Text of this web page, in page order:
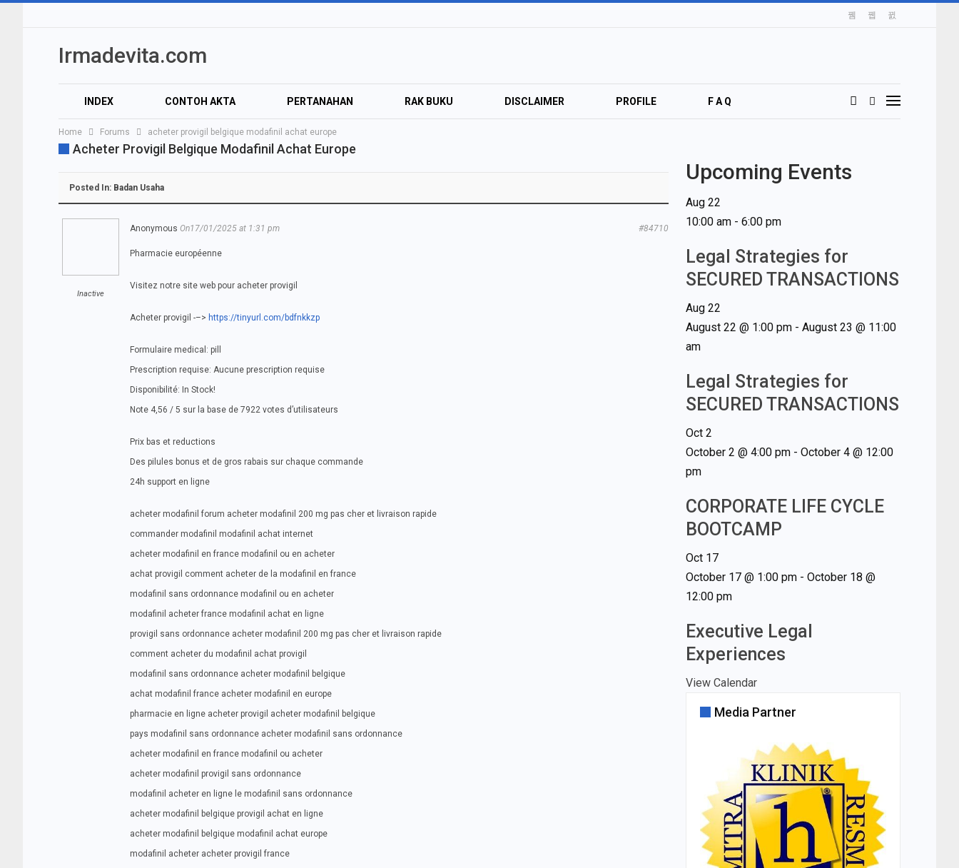
Irmadevita.com
INDEX CONTOH AKTA PERTANAHAN RAK BUKU DISCLAIMER PROFILE F A Q
AUDIO VIDEO
Home Forums acheter provigil belgique modafinil achat europe
Acheter Provigil Belgique Modafinil Achat Europe
Posted In: Badan Usaha
Inactive
Anonymous On17/01/2025 at 1:31 pm #84710
Pharmacie européenne
Visitez notre site web pour acheter provigil
Acheter provigil -–> https://tinyurl.com/bdfnkkzp
Formulaire medical: pill
Prescription requise: Aucune prescription requise
Disponibilité: In Stock!
Note 4,56 / 5 sur la base de 7922 votes d’utilisateurs
Prix bas et reductions
Des pilules bonus et de gros rabais sur chaque commande
24h support en ligne
acheter modafinil forum acheter modafinil 200 mg pas cher et livraison rapide
commander modafinil modafinil achat internet
acheter modafinil en france modafinil ou en acheter
achat provigil comment acheter de la modafinil en france
modafinil sans ordonnance modafinil ou en acheter
modafinil acheter france modafinil achat en ligne
provigil sans ordonnance acheter modafinil 200 mg pas cher et livraison rapide
comment acheter du modafinil achat provigil
modafinil sans ordonnance acheter modafinil belgique
achat modafinil france acheter modafinil en europe
pharmacie en ligne acheter provigil acheter modafinil belgique
pays modafinil sans ordonnance acheter modafinil sans ordonnance
acheter modafinil en france modafinil ou acheter
acheter modafinil provigil sans ordonnance
modafinil acheter en ligne le modafinil sans ordonnance
acheter modafinil belgique provigil achat en ligne
acheter modafinil belgique modafinil achat europe
modafinil acheter acheter provigil france
Upcoming Events
Aug 22
10:00 am- 6:00 pm
Legal Strategies for
SECURED TRANSACTIONS
Aug 22
August 22 @ 1:00 pm- August 23 @ 11:00
am
Legal Strategies for
SECURED TRANSACTIONS
Oct 2
October 2 @ 4:00 pm- October 4 @ 12:00
pm
CORPORATE LIFE CYCLE
BOOTCAMP
Oct 17
October 17 @ 1:00 pm- October 18 @
12:00 pm
Executive Legal
Experiences
View Calendar
Media Partner